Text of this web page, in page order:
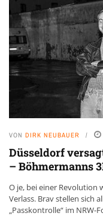
VON DIRK NEUBAUER
Düsseldorf
– Böhmermanns
O je, bei einer Revolution
Verlass. Brav stellen sich
„Passkontrolle“ im NRW-